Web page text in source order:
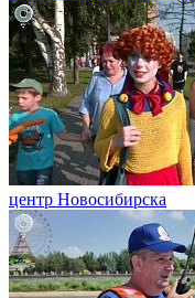
центр Новосибирска